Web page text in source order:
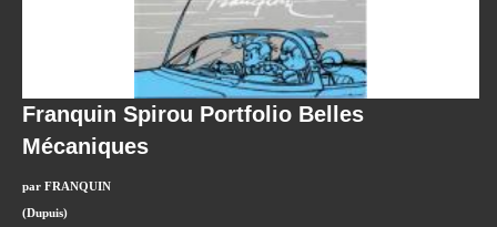
Franquin Spirou Portfolio Belles
Mécaniques
par FRANQUIN
(Dupuis)